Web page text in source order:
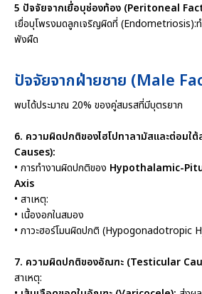
5 ปัจจัยจากเยื่อบุช่องท้อง (Peritoneal
เยื่อบุโพรงมดลูกเจริญผิดที่ (Endometriosis):ท
พังผืด
ปัจจัยจากฝ่ายชาย (Male
พบได้ประมาณ 20% ของคู่สมรสที่มีบุตรยาก
6. ความผิดปกติของไฮโปทาลามัสและต่อม
Causes):
• การทำงานผิดปกติของ Hypothalamic-
Axis
• สาเหตุ:
• เนื้องอกในสมอง
• ภาวะฮอร์โมนผิดปกติ (Hypogonadotropic
7. ความผิดปกติของอัณฑะ (Testicular
สาเหตุ: